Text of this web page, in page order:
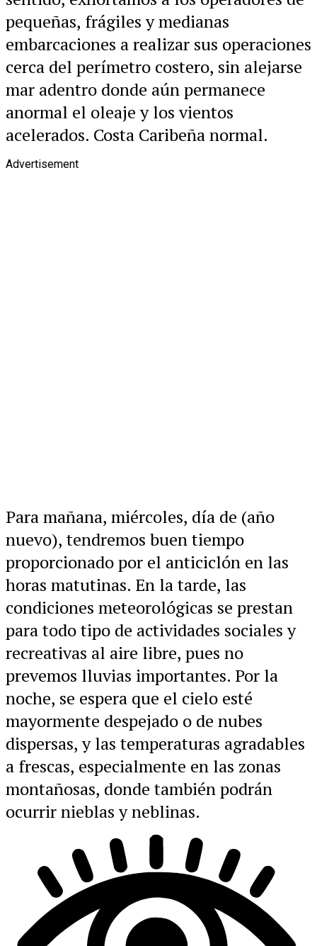
pequeñas, frágiles y medianas
embarcaciones a realizar sus operaciones
cerca del perímetro costero, sin alejarse
mar adentro donde aún permanece
anormal el oleaje y los vientos
acelerados. Costa Caribeña normal.
Advertisement
Para mañana, miércoles, día de (año
nuevo), tendremos buen tiempo
proporcionado por el anticiclón en las
horas matutinas. En la tarde, las
condiciones meteorológicas se prestan
para todo tipo de actividades sociales y
recreativas al aire libre, pues no
prevemos lluvias importantes. Por la
noche, se espera que el cielo esté
mayormente despejado o de nubes
dispersas, y las temperaturas agradables
a frescas, especialmente en las zonas
montañosas, donde también podrán
ocurrir nieblas y neblinas.